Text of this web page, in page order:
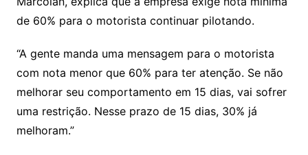
de 60% para o motorista continuar pilotando.
“A gente manda uma mensagem para o motorista
com nota menor que 60% para ter atenção. Se não
melhorar seu comportamento em 15 dias, vai sofrer
uma restrição. Nesse prazo de 15 dias, 30% já
melhoram.”